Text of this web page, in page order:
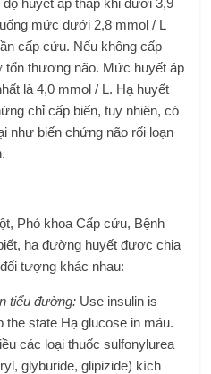
huyết áp thấp khi dưới 3,9
mức dưới 2,8 mmol / L
cấp cứu. Nếu không cấp
thương não. Mức huyết áp
là 4,0 mmol / L. Hạ huyết
chỉ cấp biến, tuy nhiên, có
như biến chứng não rối loạn
Phó khoa Cấp cứu, Bệnh
hạ đường huyết được chia
tượng khác nhau:
tiểu đường: Use insulin is
the state Hạ glucose in máu.
các loại thuốc sulfonylurea
glyburide, glipizide) kích